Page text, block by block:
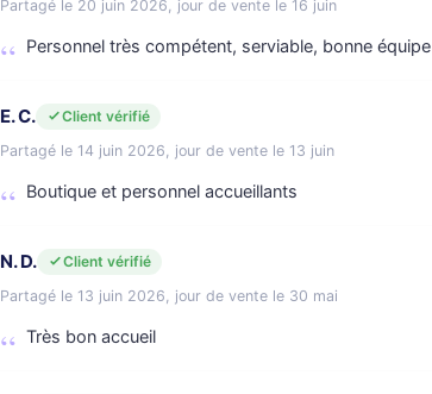
Partagé le 20 juin 2026, jour de vente le 16 juin
Personnel très compétent, serviable, bonne équipe
E. C.
Client vérifié
Partagé le 14 juin 2026, jour de vente le 13 juin
Boutique et personnel accueillants
N. D.
Client vérifié
Partagé le 13 juin 2026, jour de vente le 30 mai
Très bon accueil